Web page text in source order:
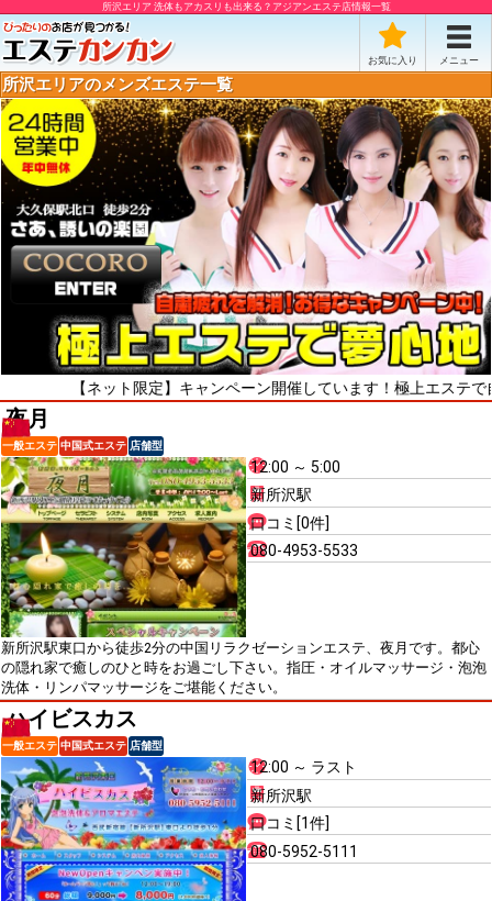
所沢エリア 洗体もアカスリも出来る？アジアンエステ店情報一覧
お気に入り メニュー
所沢エリアのメンズエステ一覧
【ネット限定】キャンペーン開催しています！極上エステで自粛
夜月
一般エステ 中国式エステ 店舗型
12:00 ～ 5:00
新所沢駅
口コミ[0件]
080-4953-5533
新所沢駅東口から徒歩2分の中国リラクゼーションエステ、夜月です。都心
の隠れ家で癒しのひと時をお過ごし下さい。指圧・オイルマッサージ・泡泡
洗体・リンパマッサージをご堪能ください。
ハイビスカス
一般エステ 中国式エステ 店舗型
12:00 ～ ラスト
新所沢駅
口コミ[1件]
080-5952-5111